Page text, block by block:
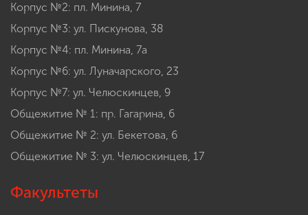
Корпус №2: пл. Минина, 7
Корпус №3: ул. Пискунова, 38
Корпус №4: пл. Минина, 7а
Корпус №6: ул. Луначарского, 23
Корпус №7: ул. Челюскинцев, 9
Общежитие № 1: пр. Гагарина, 6
Общежитие № 2: ул. Бекетова, 6
Общежитие № 3: ул. Челюскинцев, 17
Факультеты